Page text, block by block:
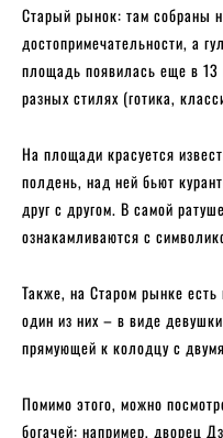
Старый рынок: там собраны
достопримечательности, а
площадь появилась еще в 13
разных стилях (готика,
На площади красуется
полдень, над ней бьют
друг с другом. В самой
ознакамливаются с
Также, на Старом рынке есть
один из них – в виде
прямующей к колодцу с
Помимо этого, можно
богачей: например, дворец